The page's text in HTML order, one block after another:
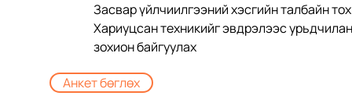
Засвар үйлчиилгээний хэсгийн талбайн
Хариуцсан техникийг эвдрэлээс
зохион байгуулах
Анкет бөглөх